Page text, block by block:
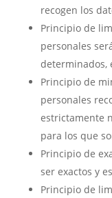
recogen los
Principio de
personales
determinados,
Principio de
personales
estrictamente
para los que
Principio de
ser exactos y
Principio de